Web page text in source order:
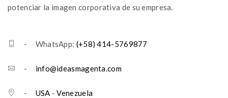
potenciar la imagen corporativa de su empresa.
- WhatsApp: (+58) 414-5769877
- info@ideasmagenta.com
- USA -Venezuela